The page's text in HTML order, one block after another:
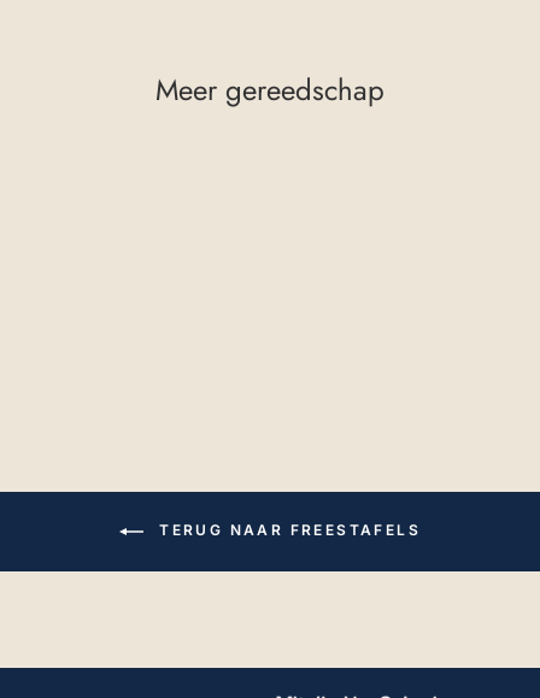
Meer gereedschap
TERUG NAAR FREESTAFELS